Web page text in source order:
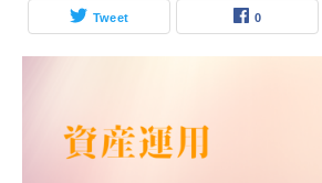
Tweet 0